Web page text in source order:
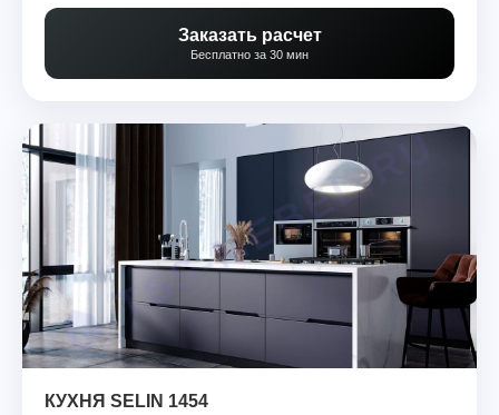
Заказать расчет
Бесплатно за 30 мин
КУХНЯ SELIN 1454